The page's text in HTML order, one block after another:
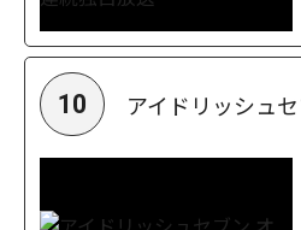
10 アイドリッシュ